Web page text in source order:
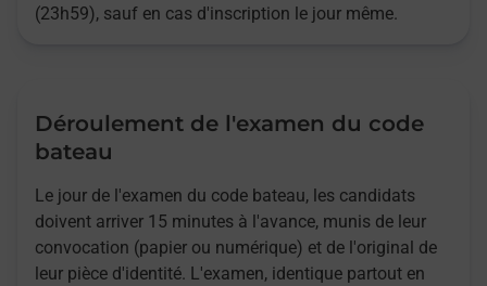
(23h59), sauf en cas d'inscription le jour même.
Déroulement de l'examen du code
bateau
Le jour de l'examen du code bateau, les candidats
doivent arriver 15 minutes à l'avance, munis de leur
convocation (papier ou numérique) et de l'original de
leur pièce d'identité. L'examen, identique partout en